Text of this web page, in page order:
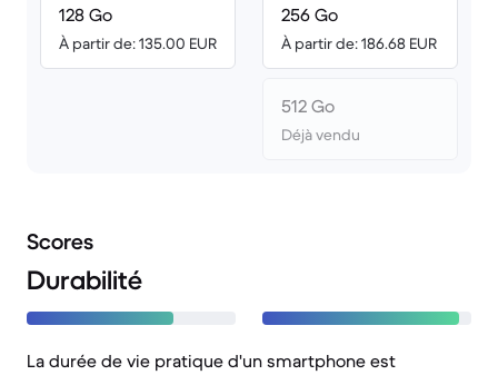
128 Go
À partir de: 135.00 EUR
256 Go
À partir de: 186.68 EUR
512 Go
Déjà vendu
Scores
Durabilité
La durée de vie pratique d'un smartphone est